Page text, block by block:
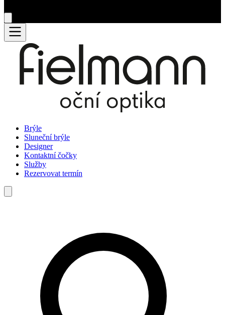
Brýle
Sluneční brýle
Designer
Kontaktní čočky
Služby
Rezervovat termín